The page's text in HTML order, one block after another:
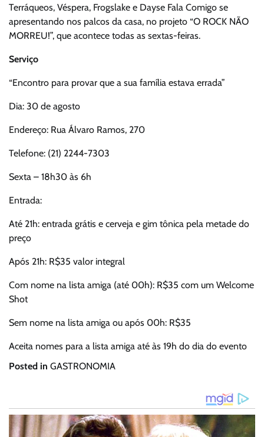
Terráqueos, Véspera, Frogslake e Dayse Fala Comigo se
apresentando nos palcos da casa, no projeto “O ROCK NÃO
MORREU!”, que acontece todas as sextas-feiras.
Serviço
“Encontro para provar que a sua família estava errada”
Dia: 30 de agosto
Endereço: Rua Álvaro Ramos, 270
Telefone: (21) 2244-7303
Sexta – 18h30 às 6h
Entrada:
Até 21h: entrada grátis e cerveja e gim tônica pela metade do
preço
Após 21h: R$35 valor integral
Com nome na lista amiga (até 00h): R$35 com um Welcome
Shot
Sem nome na lista amiga ou após 00h: R$35
Aceita nomes para a lista amiga até às 19h do dia do evento
Posted in GASTRONOMIA